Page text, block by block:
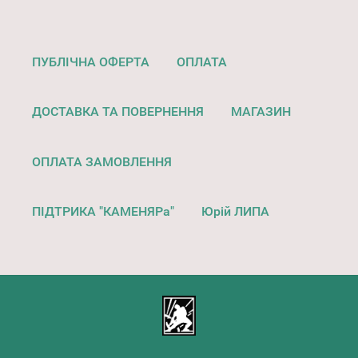
ПУБЛІЧНА ОФЕРТА ОПЛАТА
ДОСТАВКА ТА ПОВЕРНЕННЯ МАГАЗИН
ОПЛАТА ЗАМОВЛЕННЯ
ПІДТРИКА "КАМЕНЯРа" Юрій ЛИПА